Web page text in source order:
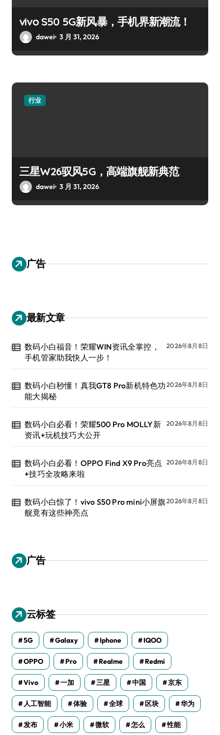
vivo S50 5G新风暴，手机界新潮流！
dawei 3 月 31, 2026
行业
三星W26驭风5G，高端旗舰新典范
dawei 3 月 31, 2026
广告
最新文章
数码小白福音！荣耀WIN资讯全掌控，
手机管家助我快人一步！
2026年8月8日
数码小白秒懂！真我GT8 Pro新机特色功
能大揭秘
2026年8月8日
数码小白必看！荣耀500 Pro MOLLY新
资讯+玩机技巧大公开
2026年8月8日
数码小白必看！OPPO Find X9 Pro亮点
+技巧全攻略来啦
2026年8月8日
数码小白惊了！vivo S50 Pro mini小屏旗
舰竟有这些神亮点
2026年8月8日
广告
云标签
5G Galaxy Iphone IQOO
OPPO Pro Realme Redmi
Vivo 一加 三星 中国 京东
人工智能 体验 全球 区块 华为
发布 小米 微软 怎么 性能